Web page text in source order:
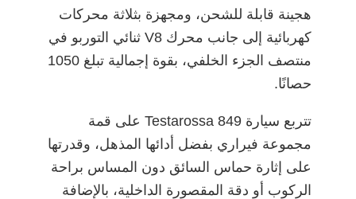
هجينة قابلة للشحن، ومجهزة بثلاثة محركات
كهربائية إلى جانب محرك V8 ثنائي التوربو في
منتصف الجزء الخلفي، بقوة إجمالية تبلغ 1050
حصانًا.
تتربع سيارة 849 Testarossa على قمة
مجموعة فيراري بفضل أدائها المذهل، وقدرتها
على إثارة حماس السائق دون المساس براحة
الركوب أو دقة المقصورة الداخلية، بالإضافة